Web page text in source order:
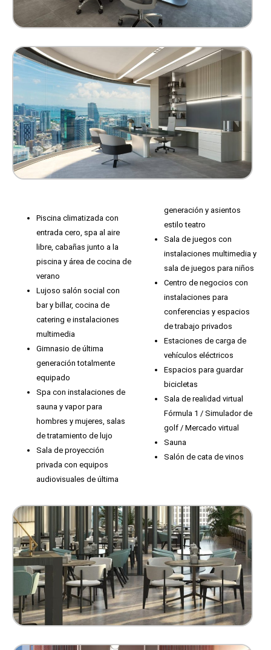
Piscina climatizada con
entrada cero, spa al aire
libre, cabañas junto a la
piscina y área de cocina de
verano
Lujoso salón social con
bar y billar, cocina de
catering e instalaciones
multimedia
Gimnasio de última
generación totalmente
equipado
Spa con instalaciones de
sauna y vapor para
hombres y mujeres, salas
de tratamiento de lujo
Sala de proyección
privada con equipos
audiovisuales de última
generación y asientos
estilo teatro
Sala de juegos con
instalaciones multimedia y
sala de juegos para niños
Centro de negocios con
instalaciones para
conferencias y espacios
de trabajo privados
Estaciones de carga de
vehículos eléctricos
Espacios para guardar
bicicletas
Sala de realidad virtual
Fórmula 1 / Simulador de
golf / Mercado virtual
Sauna
Salón de cata de vinos